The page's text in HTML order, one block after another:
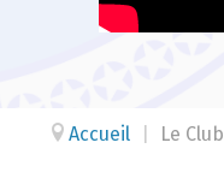
Accueil Le Club